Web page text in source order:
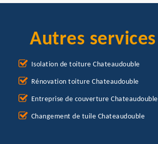
Autres services
Isolation de toiture Chateaudouble
Rénovation toiture Chateaudouble
Entreprise de couverture Chateaudouble
Changement de tuile Chateaudouble